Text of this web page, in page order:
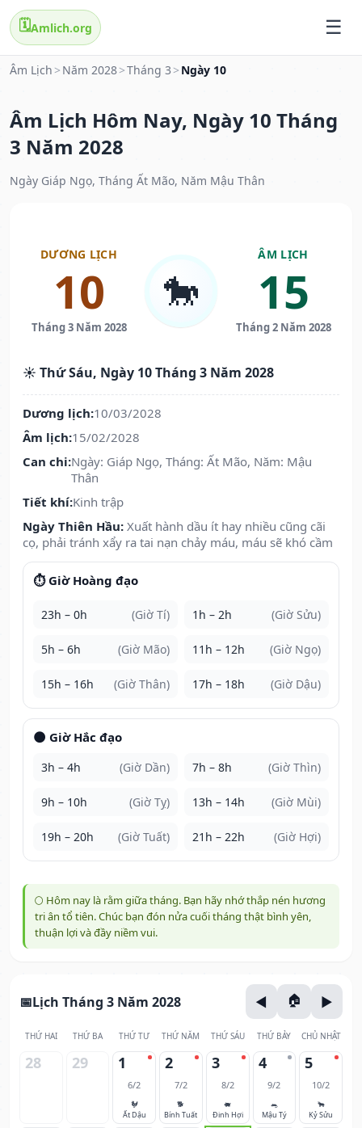
🗓️Amlich.org
Âm Lịch > Năm 2028>Tháng 3 > Ngày 10
Âm Lịch Hôm Nay, Ngày 10 Tháng
3 Năm 2028
Ngày Giáp Ngọ, Tháng Ất Mão, Năm Mậu Thân
DƯƠNG LỊCH
10
Tháng 3 Năm 2028
🐎
ÂM LỊCH
15
Tháng 2 Năm 2028
☀️ Thứ Sáu, Ngày 10 Tháng 3 Năm 2028
Dương lịch:10/03/2028
Âm lịch:15/02/2028
Can chi:Ngày: Giáp Ngọ, Tháng: Ất Mão, Năm: Mậu
Thân
Tiết khí:Kinh trập
Ngày Thiên Hầu: Xuất hành dầu ít hay nhiều cũng cãi
cọ, phải tránh xẩy ra tai nạn chảy máu, máu sẽ khó cầm
⏱️ Giờ Hoàng đạo
23h – 0h (Giờ Tí) 1h – 2h (Giờ Sửu)
5h – 6h (Giờ Mão) 11h – 12h (Giờ Ngọ)
15h – 16h (Giờ Thân) 17h – 18h (Giờ Dậu)
🌑 Giờ Hắc đạo
3h – 4h (Giờ Dần) 7h – 8h (Giờ Thìn)
9h – 10h (Giờ Tỵ) 13h – 14h (Giờ Mùi)
19h – 20h (Giờ Tuất) 21h – 22h (Giờ Hợi)
🌕 Hôm nay là rằm giữa tháng. Bạn hãy nhớ thắp nén hương
tri ân tổ tiên. Chúc bạn đón nửa cuối tháng thật bình yên,
thuận lợi và đầy niềm vui.
Lịch Tháng 3 Năm 2028
THỨ HAI THỨ BA THỨ TƯ THỨ NĂM THỨ SÁU THỨ BẢY CHỦ NHẬT
28 29 1
6/2
🐓
Ất Dậu
2
7/2
🐕
Bính Tuất
3
8/2
🐖
Đinh Hợi
4
9/2
🐀
Mậu Tý
5
10/2
🐂
Kỷ Sửu